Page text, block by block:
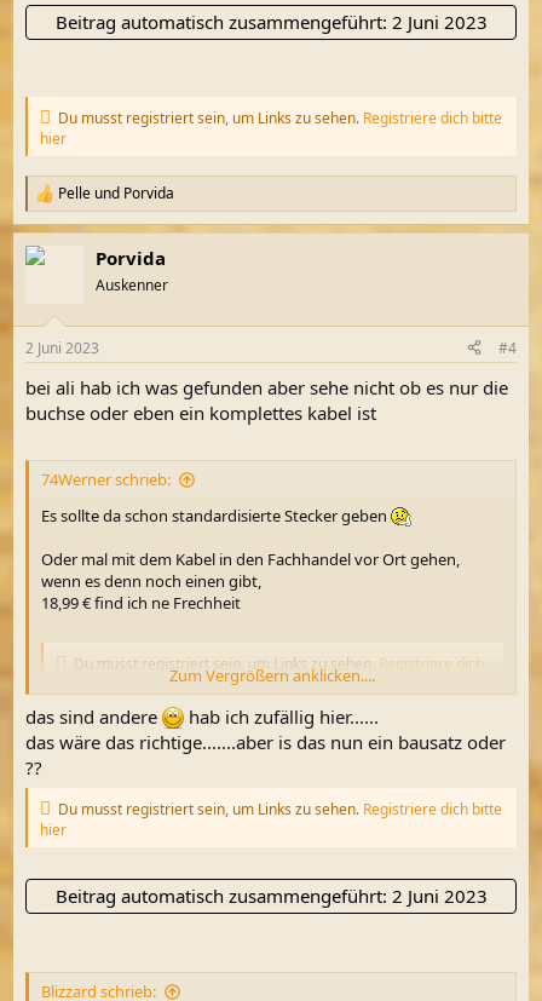
Beitrag automatisch zusammengeführt: 2 Juni 2023
Du musst registriert sein, um Links zu sehen. Registriere dich bitte
hier
R
e
a
k
e
:
Pelle und Porvida
Porvida
Auskenner
2 Juni 2023 #4
bei ali hab ich was gefunden aber sehe nicht ob es nur die
buchse oder eben ein komplettes kabel ist
74Werner schrieb:
Es sollte da schon standardisierte Stecker geben
Oder mal mit dem Kabel in den Fachhandel vor Ort gehen,
wenn es denn noch einen gibt,
18,99 € find ich ne Frechheit
Du musst registriert sein, um Links zu sehen. Registriere dich
Zum Vergrößern anklicken....
das sind andere
hab ich zufällig hier......
das wäre das richtige.......aber is das nun ein bausatz oder
??
Du musst registriert sein, um Links zu sehen. Registriere dich bitte
hier
Beitrag automatisch zusammengeführt: 2 Juni 2023
Blizzard schrieb: